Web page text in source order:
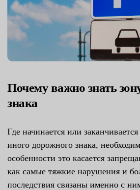
Почему важно знать
знака
Где начинается или
иного дорожного знака,
особенности это касается
как самые тяжкие нарушения и
последствия связаны именно с